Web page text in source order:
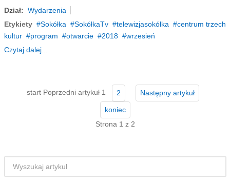
Dział: Wydarzenia
Etykiety
Sokółka SokółkaTv telewizjasokółka
centrum trzech
kultur
program otwarcie 2018
wrzesień
Czytaj dalej...
start Poprzedni artykuł 1 2 Następny artykuł
koniec
Strona 1 z 2